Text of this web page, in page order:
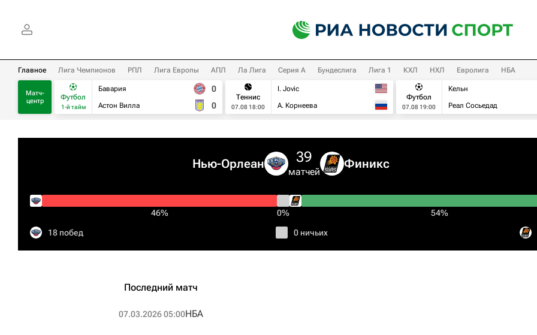
Главное Лига Чемпионов РПЛ Лига Европы АПЛ Ла Лига Серия А Бундеслига Лига 1 КХЛ НХЛ Евролига НБА
Матч-
центр
Футбол
1-й тайм
Бавария
Астон Вилла
0
0
Теннис
07.08 18:00
I. Jovic
А. Корнеева
Футбол
07.08 19:00
Кельн
Реал Сосьедад
Нью-Орлеан 39
матчей
Финикс
46% 0% 54%
18 побед 0 ничьих
Последний матч
07.03.2026 05:00НБА